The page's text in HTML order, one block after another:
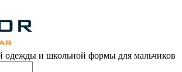
одежды и школьной формы для мальчиков